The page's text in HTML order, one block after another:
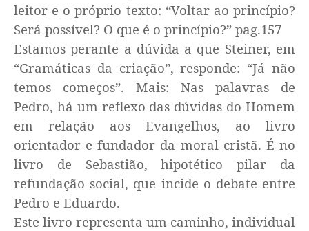
leitor e o próprio texto: “Voltar ao princípio?
Será possível? O que é o princípio?” pag.157
Estamos perante a dúvida a que Steiner, em
“Gramáticas da criação”, responde: “Já não
temos começos”. Mais: Nas palavras de
Pedro, há um reflexo das dúvidas do Homem
em relação aos Evangelhos, ao livro
orientador e fundador da moral cristã. É no
livro de Sebastião, hipotético pilar da
refundação social, que incide o debate entre
Pedro e Eduardo.
Este livro representa um caminho, individual